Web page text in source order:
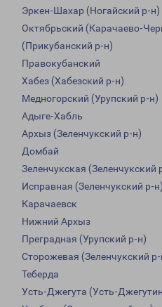
Эркен-Шахар (Ногайский р-н)
Октябрьский (Карачаево-
(Прикубанский р-н)
Правокубанский
Хабез (Хабезский р-н)
Медногорский (Урупский р-н)
Адыге-Хабль
Архыз (Зеленчукский р-н)
Домбай
Зеленчукская (Зеленчукский
Исправная (Зеленчукский р-н)
Карачаевск
Нижний Архыз
Преградная (Урупский р-н)
Сторожевая (Зеленчукский
Теберда
Усть-Джегута (Усть-